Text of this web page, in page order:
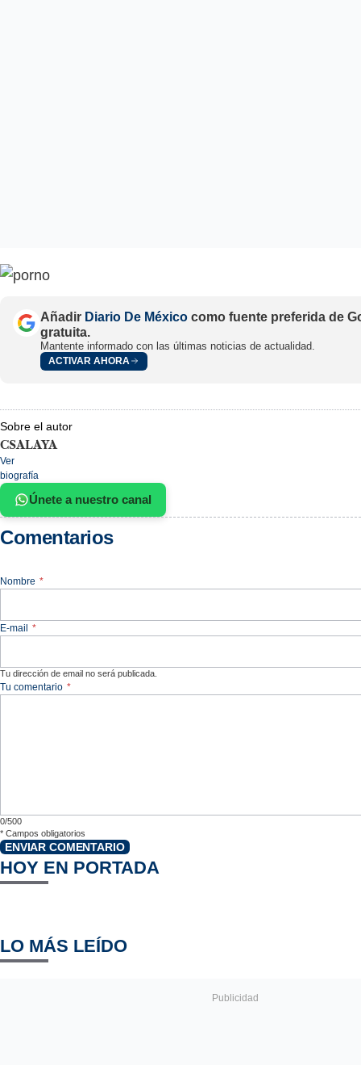
Añadir Diario De México como fuente preferida de
gratuita.
Mantente informado con las últimas noticias de actualidad.
ACTIVAR AHORA
Sobre el autor
CSALAYA
Ver
biografía
Únete a nuestro canal
Comentarios
Nombre *
E-mail *
Tu dirección de email no será publicada.
Tu comentario *
0/500
* Campos obligatorios
ENVIAR COMENTARIO
HOY EN PORTADA
LO MÁS LEÍDO